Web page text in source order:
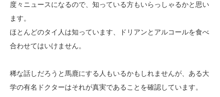
度々ニュースになるので、知っている方もいらっしゃるかと思い
ます。
ほとんどのタイ人は知っています、ドリアンとアルコールを食べ
合わせてはいけません。
稀な話しだろうと馬鹿にする人もいるかもしれませんが、ある大
学の有名ドクターはそれが真実であることを確認しています。